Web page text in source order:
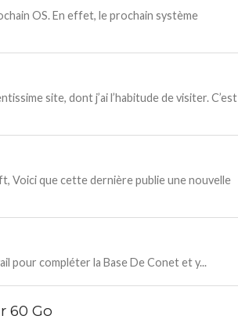
OS. En effet, le prochain système
site, dont j’ai l’habitude de visiter. C’est
Voici que cette dernière publie une nouvelle
pour compléter la Base De Conet et y...
60 Go